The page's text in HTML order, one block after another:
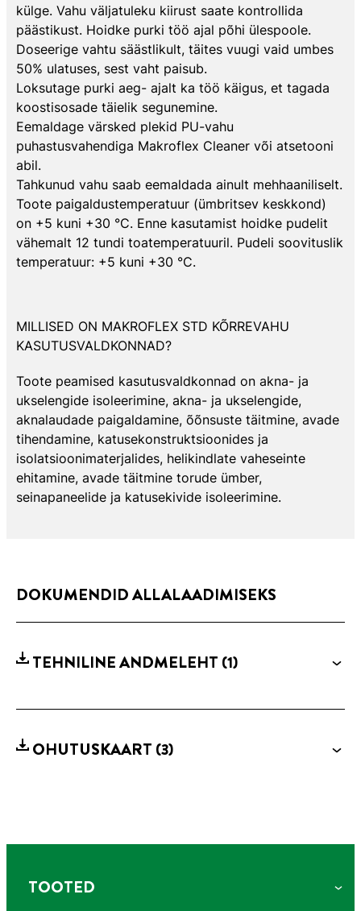
külge. Vahu väljatuleku kiirust saate kontrollida
päästikust. Hoidke purki töö ajal põhi ülespoole.
Doseerige vahtu säästlikult, täites vuugi vaid umbes
50% ulatuses, sest vaht paisub.
Loksutage purki aeg- ajalt ka töö käigus, et tagada
koostisosade täielik segunemine.
Eemaldage värsked plekid PU-vahu
puhastusvahendiga Makroflex Cleaner või atsetooni
abil.
Tahkunud vahu saab eemaldada ainult mehhaaniliselt.
Toote paigaldustemperatuur (ümbritsev keskkond)
on +5 kuni +30 °C. Enne kasutamist hoidke pudelit
vähemalt 12 tundi toatemperatuuril. Pudeli soovituslik
temperatuur: +5 kuni +30 °C.
MILLISED ON MAKROFLEX STD KÕRREVAHU
KASUTUSVALDKONNAD?
Toote peamised kasutusvaldkonnad on akna- ja
ukselengide isoleerimine, akna- ja ukselengide,
aknalaudade paigaldamine, õõnsuste täitmine, avade
tihendamine, katusekonstruktsioonides ja
isolatsioonimaterjalides, helikindlate vaheseinte
ehitamine, avade täitmine torude ümber,
seinapaneelide ja katusekivide isoleerimine.
DOKUMENDID ALLALAADIMISEKS
TEHNILINE ANDMELEHT (1)
OHUTUSKAART (3)
TOOTED